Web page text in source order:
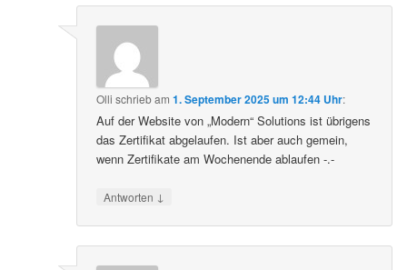
Olli schriebam1. September 2025 um 12:44 Uhr:
Auf der Website von „Modern“ Solutions ist übrigens
das Zertifikat abgelaufen. Ist aber auch gemein,
wenn Zertifikate am Wochenende ablaufen -.-
Antworten ↓